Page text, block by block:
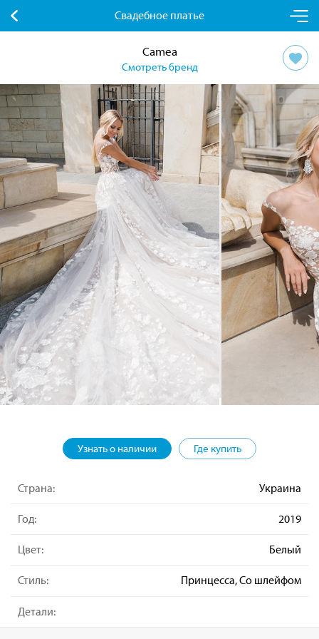
Свадебное платье
Camea
Смотреть бренд
Узнать о наличии Где купить
Страна: Украина
Год: 2019
Цвет: Белый
Стиль: Принцесса, Со шлейфом
Детали: